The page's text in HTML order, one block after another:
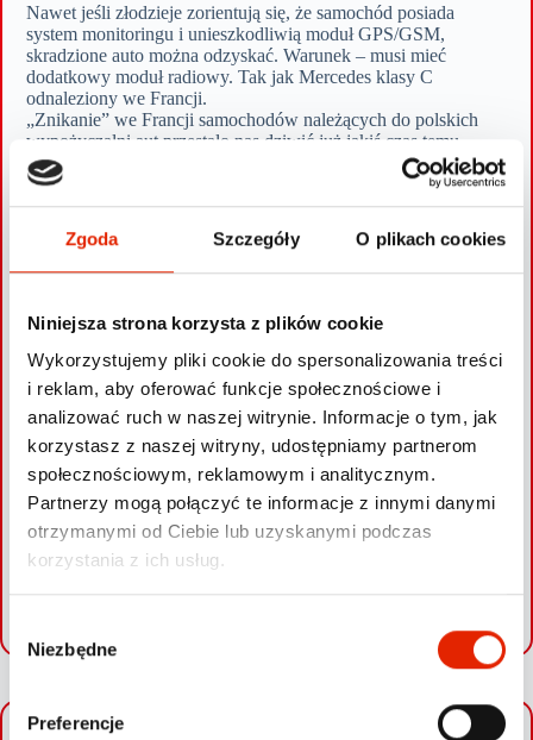
Zgoda Szczegóły O plikach cookies
Niniejsza strona korzysta z plików cookie
Wykorzystujemy pliki cookie do spersonalizowania treści
i reklam, aby oferować funkcje społecznościowe i
analizować ruch w naszej witrynie. Informacje o tym, jak
korzystasz z naszej witryny, udostępniamy partnerom
społecznościowym, reklamowym i analitycznym.
Partnerzy mogą połączyć te informacje z innymi danymi
otrzymanymi od Ciebie lub uzyskanymi podczas
korzystania z ich usług.
y
ó
Niezbędne
Preferencje
Nawet jeśli złodzieje zorientują się, że samochód posiada
system monitoringu i unieszkodliwią moduł GPS/GSM,
skradzione auto można odzyskać. Warunek – musi mieć
dodatkowy moduł radiowy. Tak jak Mercedes klasy C
odnaleziony we Francji.
„Znikanie” we Francji samochodów należących do polskich
wypożyczalni aut przestało nas dziwić już jakiś czas temu.
Wiedzieliśmy więc, że w przypadku Mercedesa klasy C,
którego właściciele zgłosili się do nas w sprawie kradzieży,
trzeba działać szybko.
Pojazd został wypożyczony do francuskiej wypożyczalni.
Następnie użyczono go innej francuskiej wypożyczalni, gdzie
Okazało się, że złodzieje wymontowali z samochodu moduł
radiowemu modułowi GanTrack wchodzącemu w skład
systemu monitoringu GanTotal zamontowanego w aucie.
Po kilkunastu godzinach od informacji o kradzieży pojazd
został zabezpieczony przez francuską policję przy udziale firmy
windykacyjnej zaprzyjaźnionej z Gannet Guard Systems.
SPRAWDŹ SWOJE AUTO